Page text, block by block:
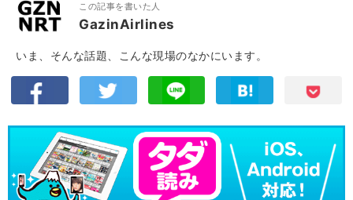
この記事を書いた人
GazinAirlines
いま、そんな話題、こんな現場のなかにいます。